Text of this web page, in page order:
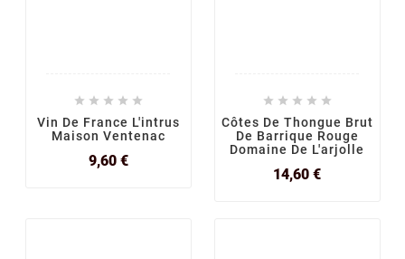
    
Vin De France L'intrus
Maison Ventenac
9,60 €Prix
    
Côtes De Thongue Brut
De Barrique Rouge
Domaine De L'arjolle
14,60 €Prix